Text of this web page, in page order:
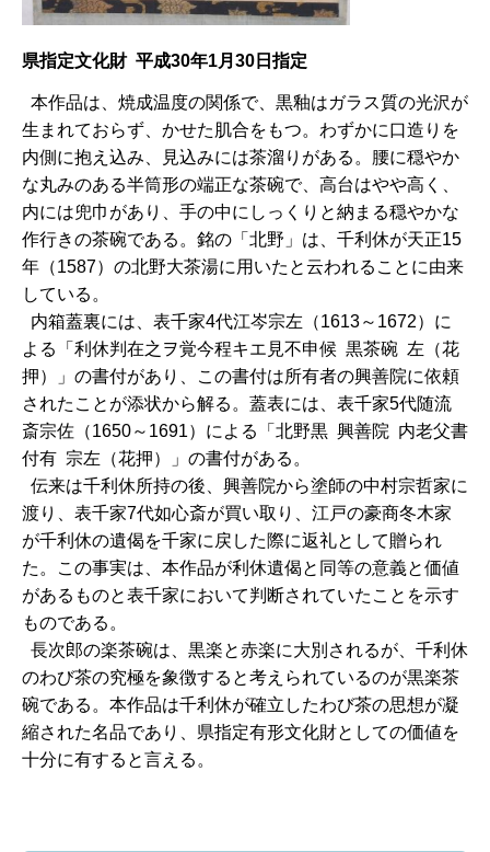
県指定文化財 平成30年1月30日指定
本作品は、焼成温度の関係で、黒釉はガラス質の光沢が
生まれておらず、かせた肌合をもつ。わずかに口造りを
内側に抱え込み、見込みには茶溜りがある。腰に穏やか
な丸みのある半筒形の端正な茶碗で、高台はやや高く、
内には兜巾があり、手の中にしっくりと納まる穏やかな
作行きの茶碗である。銘の「北野」は、千利休が天正15
年（1587）の北野大茶湯に用いたと云われることに由来
している。
内箱蓋裏には、表千家4代江岑宗左（1613～1672）に
よる「利休判在之ヲ覚今程キエ見不申候 黒茶碗 左（花
押）」の書付があり、この書付は所有者の興善院に依頼
されたことが添状から解る。蓋表には、表千家5代随流
斎宗佐（1650～1691）による「北野黒 興善院 内老父書
付有 宗左（花押）」の書付がある。
伝来は千利休所持の後、興善院から塗師の中村宗哲家に
渡り、表千家7代如心斎が買い取り、江戸の豪商冬木家
が千利休の遺偈を千家に戻した際に返礼として贈られ
た。この事実は、本作品が利休遺偈と同等の意義と価値
があるものと表千家において判断されていたことを示す
ものである。
長次郎の楽茶碗は、黒楽と赤楽に大別されるが、千利休
のわび茶の究極を象徴すると考えられているのが黒楽茶
碗である。本作品は千利休が確立したわび茶の思想が凝
縮された名品であり、県指定有形文化財としての価値を
十分に有すると言える。